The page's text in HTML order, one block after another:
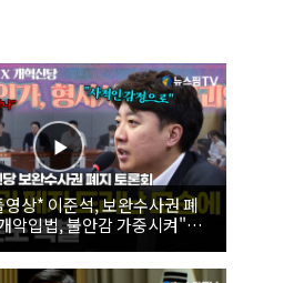
상* 이준석, 보완수사권 폐
악입법, 불안감 가중시켜"｜
당 보완수사권 폐지 토론회